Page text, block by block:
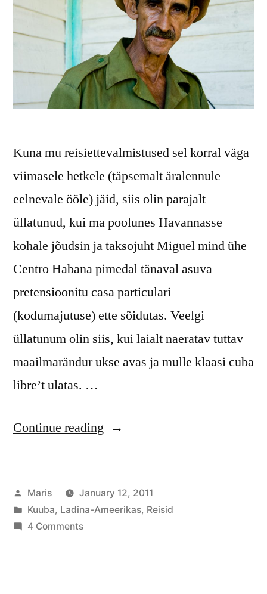
Kuna mu reisiettevalmistused sel korral väga
viimasele hetkele (täpsemalt äralennule
eelnevale ööle) jäid, siis olin parajalt
üllatunud, kui ma poolunes Havannasse
kohale jõudsin ja taksojuht Miguel mind ühe
Centro Habana pimedal tänaval asuva
pretensioonitu casa particulari
(kodumajutuse) ette sõidutas. Veelgi
üllatunum olin siis, kui laialt naeratav tuttav
maailmarändur ukse avas ja mulle klaasi cuba
libre’t ulatas. …
Continue reading “Kuubal”
Posted
by
Maris
January 12, 2011
Posted
in
Kuuba, Ladina-Ameerikas, Reisid
4 Commentson